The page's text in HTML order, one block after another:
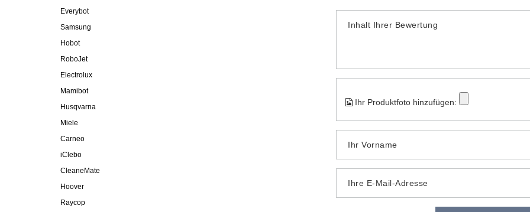
Everybot
Samsung
Hobot
RoboJet
Electrolux
Mamibot
Husqvarna
Miele
Carneo
iClebo
CleaneMate
Hoover
Raycop
Inhalt Ihrer Bewertung
Ihr Produktfoto hinzufügen:
Ihr Vorname
Ihre E-Mail-Adresse